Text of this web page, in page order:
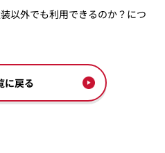
以外でも利用できるのか？につ
に戻る